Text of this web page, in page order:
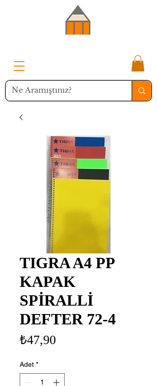
TIGRA A4 PP
KAPAK
SPİRALLİ
DEFTER 72-4
₺47,90
Adet *